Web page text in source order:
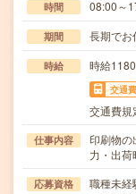
時間 08:00～
期間 長期でお
時給 時給
交通費
交通費規
仕事内容
印刷物の
力・出
応募資格
職種未経